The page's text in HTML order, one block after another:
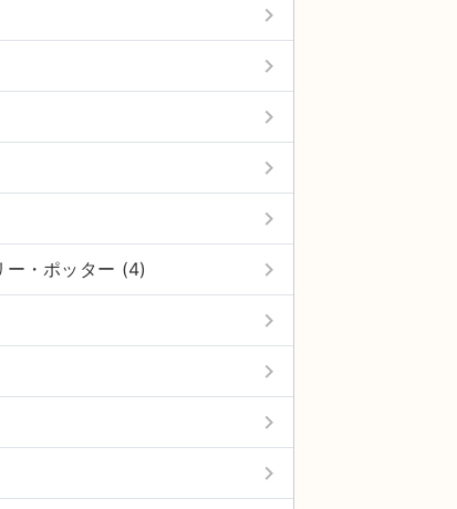
keyboard_arrow_right
keyboard_arrow_right
keyboard_arrow_right
keyboard_arrow_right
keyboard_arrow_right
ー・ポッター (4) keyboard_arrow_right
keyboard_arrow_right
keyboard_arrow_right
keyboard_arrow_right
keyboard_arrow_right